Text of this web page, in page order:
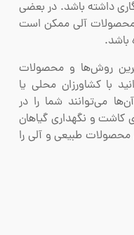
داشته باشد. در بعضی
محصولات آلی ممکن است
باشد.
روش‌ها و محصولات
با کشاورزان محلی یا
می‌توانند شما را در
و نگهداری گیاهان
محصولات طبیعی و آلی را